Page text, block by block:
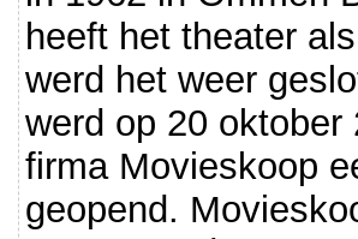
heeft het theater
werd het weer
werd op 20 oktober
firma Movieskoop
geopend.